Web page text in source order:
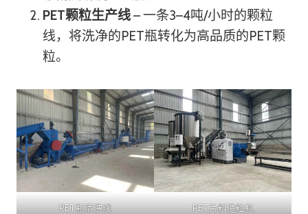
PET颗粒生产线– 一条3–4吨/小时的颗粒
线，将洗净的PET瓶转化为高品质的PET颗
粒。
PET瓶清洗线 PET片料造粒机